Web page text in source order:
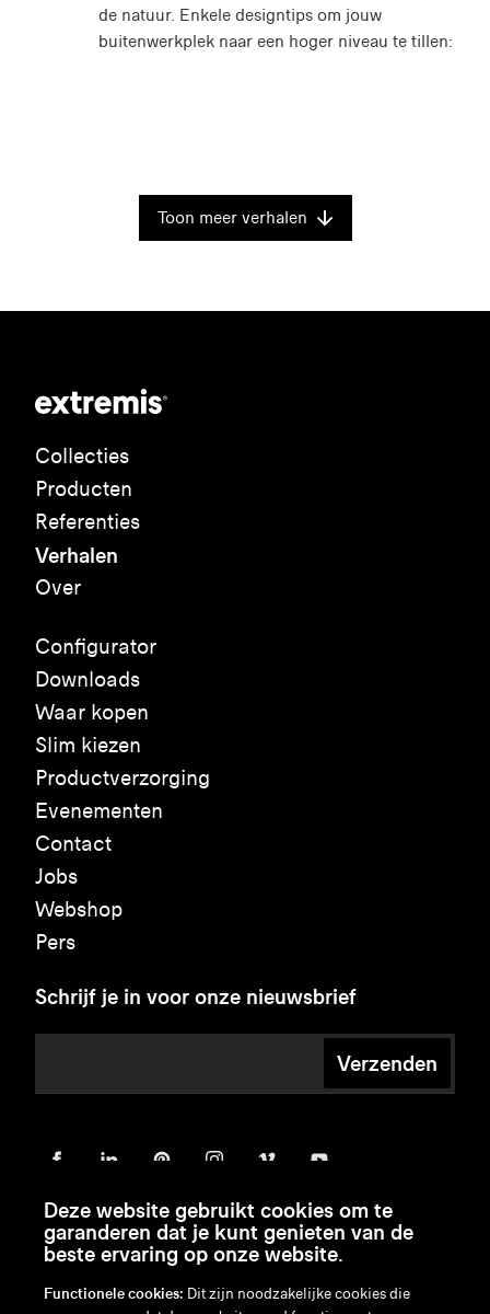
de natuur. Enkele designtips om jouw
buitenwerkplek naar een hoger niveau te tillen:
Toon meer verhalen
Collecties
Producten
Referenties
Verhalen
Over
Configurator
Downloads
Waar kopen
Slim kiezen
Productverzorging
Evenementen
Contact
Jobs
Webshop
Pers
Schrijf je in voor onze nieuwsbrief
Verzenden
Deze website gebruikt cookies om te
garanderen dat je kunt genieten van de
beste ervaring op onze website.
Functionele cookies: Dit zijn noodzakelijke cookies die